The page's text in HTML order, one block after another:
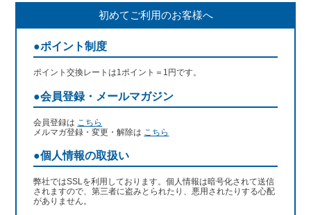
初めてご利用のお客様へ
●ポイント制度
ポイント交換レートは1ポイント＝1円です。
●会員登録・メールマガジン
会員登録は こちら
メルマガ登録・変更・解除は こちら
●個人情報の取扱い
弊社ではSSLを利用しております。個人情報は暗号化されて送信
されますので、第三者に盗みとられたり、悪用されたりする心配
がありません。